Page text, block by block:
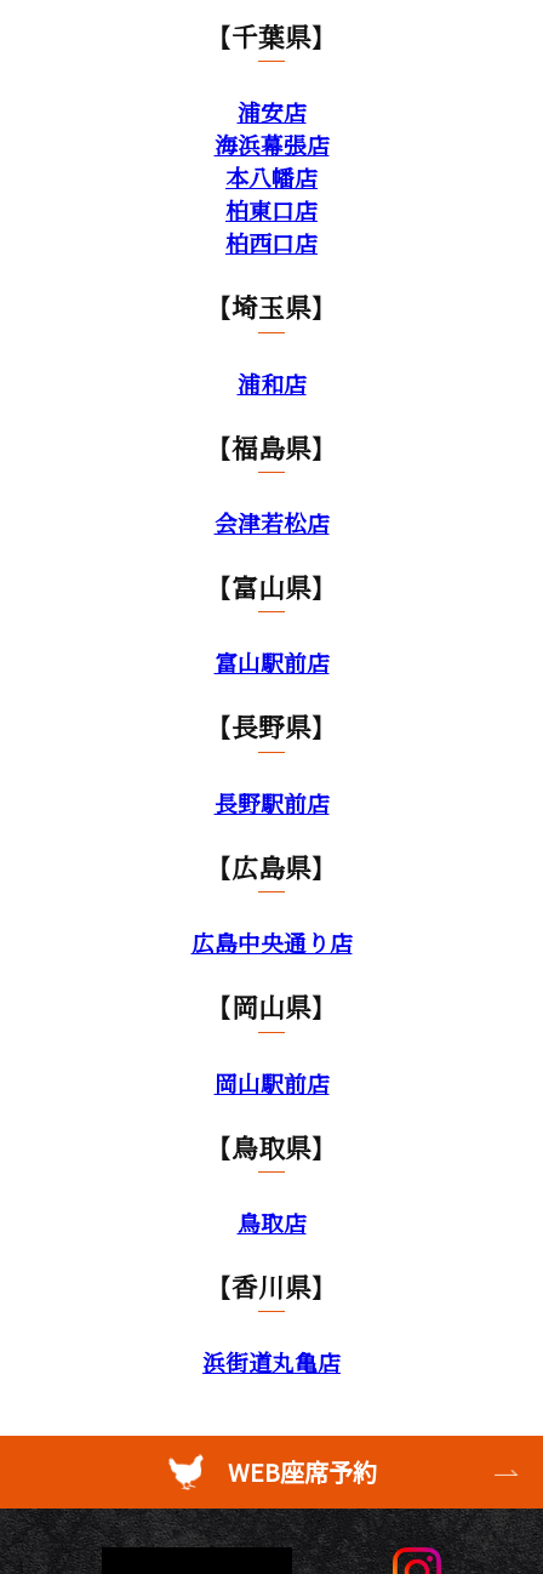
【千葉県】
浦安店
海浜幕張店
本八幡店
柏東口店
柏西口店
【埼玉県】
浦和店
【福島県】
会津若松店
【富山県】
富山駅前店
【長野県】
長野駅前店
【広島県】
広島中央通り店
【岡山県】
岡山駅前店
【鳥取県】
鳥取店
【香川県】
浜街道丸亀店
WEB座席予約